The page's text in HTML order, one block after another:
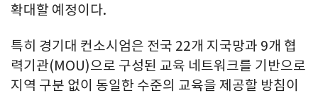
확대할 예정이다.
특히 경기대 컨소시엄은 전국 22개 지국망과 9개 협
력기관(MOU)으로 구성된 교육 네트워크를 기반으로
지역 구분 없이 동일한 수준의 교육을 제공할 방침이